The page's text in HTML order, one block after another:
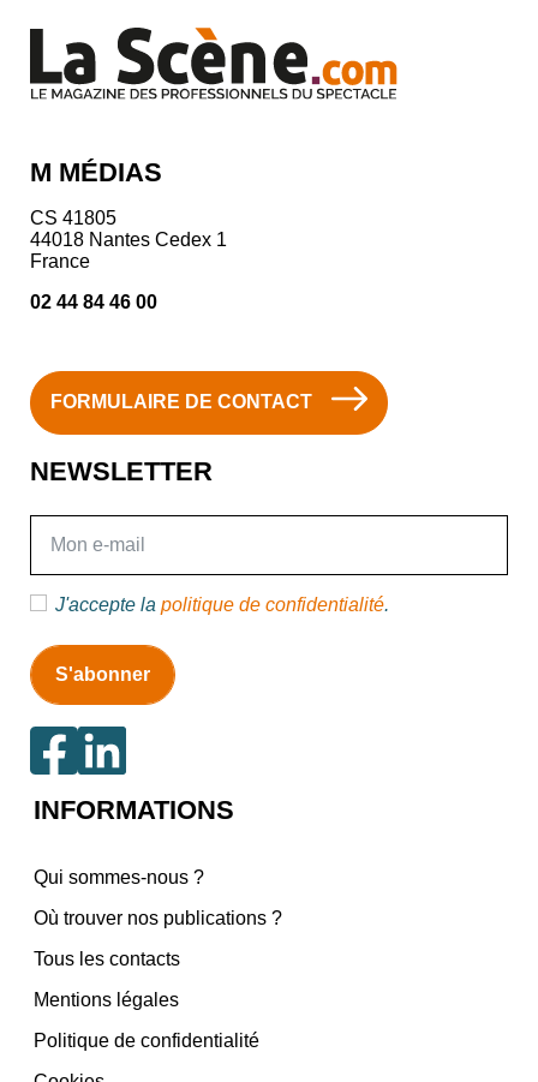
M MÉDIAS
CS 41805
44018 Nantes Cedex 1
France
02 44 84 46 00
FORMULAIRE DE CONTACT
NEWSLETTER
J'accepte la politique de confidentialité.
INFORMATIONS
Qui sommes-nous ?
Où trouver nos publications ?
Tous les contacts
Mentions légales
Politique de confidentialité